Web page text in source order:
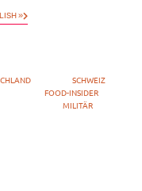
»
SCHWEIZ
FOOD-INSIDER
MILITÄR